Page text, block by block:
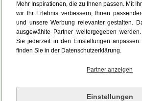
Mehr Inspirationen, die zu Ihnen passen. Mit
wir Ihr Erlebnis verbessern, Ihnen
und unsere Werbung relevanter gestalten.
ausgewählte Partner weitergegeben
Sie jederzeit in den Einstellungen anpassen.
finden Sie in der Datenschutzerklärung.
Partner anzeigen
Einstellungen
Da ist etwas
Leider ist ein technischer
Bitte laden Sie die